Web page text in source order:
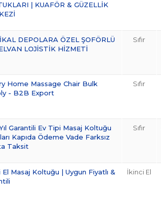
| KUAFÖR & GÜZELLİK
DEPOLARA ÖZEL ŞOFÖRLÜ
LOJİSTİK HİZMETİ
Sıfır
Home Massage Chair Bulk
- B2B Export
Sıfır
Garantili Ev Tipi Masaj Koltuğu
Kapıda Ödeme Vade Farksız
Taksit
Sıfır
El Masaj Koltuğu | Uygun Fiyatlı &
İkinci El